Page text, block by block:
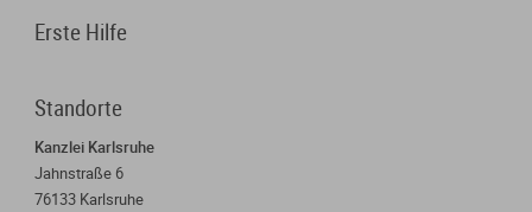
Erste Hilfe
Standorte
Kanzlei Karlsruhe
Jahnstraße 6
76133 Karlsruhe